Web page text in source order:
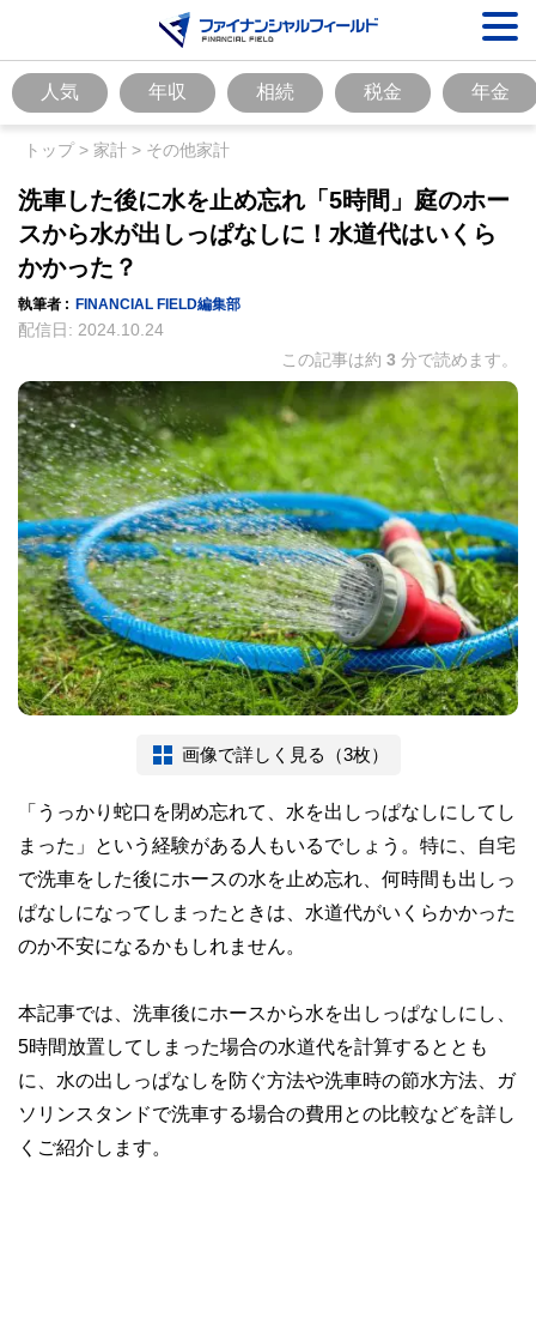
人気 年収 相続 税金 年金
トップ> 家計 > その他家計
洗車した後に水を止め忘れ「5時間」庭のホー
スから水が出しっぱなしに！水道代はいくら
かかった？
執筆者 : FINANCIAL FIELD編集部
配信日: 2024.10.24
この記事は約 3 分で読めます。
画像で詳しく見る（3枚）
「うっかり蛇口を閉め忘れて、水を出しっぱなしにしてし
まった」という経験がある人もいるでしょう。特に、自宅
で洗車をした後にホースの水を止め忘れ、何時間も出しっ
ぱなしになってしまったときは、水道代がいくらかかった
のか不安になるかもしれません。
本記事では、洗車後にホースから水を出しっぱなしにし、
5時間放置してしまった場合の水道代を計算するととも
に、水の出しっぱなしを防ぐ方法や洗車時の節水方法、ガ
ソリンスタンドで洗車する場合の費用との比較などを詳し
くご紹介します。